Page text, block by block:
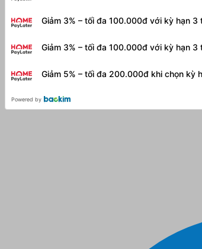
Giảm 3% – tối đa 100.000đ với kỳ hạn
Giảm 3% – tối đa 100.000đ với kỳ hạn
Giảm 5% – tối đa 200.000đ khi chọn kỳ
Powered by